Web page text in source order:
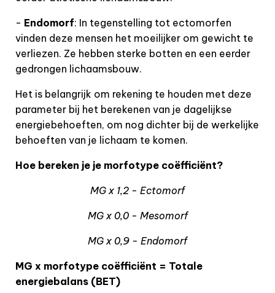
- Endomorf: In tegenstelling tot ectomorfen
vinden deze mensen het moeilijker om gewicht te
verliezen. Ze hebben sterke botten en een eerder
gedrongen lichaamsbouw.
Het is belangrijk om rekening te houden met deze
parameter bij het berekenen van je dagelijkse
energiebehoeften, om nog dichter bij de werkelijke
behoeften van je lichaam te komen.
Hoe bereken je je morfotype coëfficiënt?
MG x 1,2 - Ectomorf
MG x 0,0 - Mesomorf
MG x 0,9 - Endomorf
MG x morfotype coëfficiënt = Totale
energiebalans (BET)